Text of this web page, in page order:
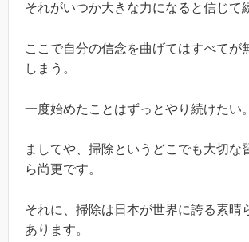
それがいつか大きな力になると信じて
ここで自分の信念を曲げてはすべてが
しまう。
一度始めたことはずっとやり続けたい。
ましてや、掃除というどこでも大切な
ら尚更です。
それに、掃除は日本が世界に誇る素晴
あります。